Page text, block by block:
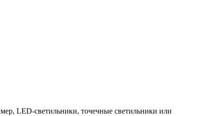
LED-светильники, точечные светильники или